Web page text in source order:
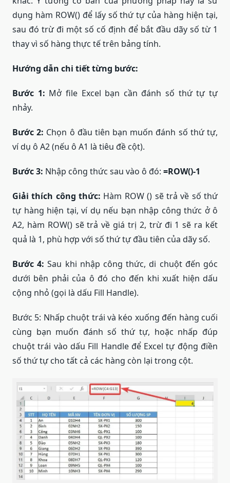
dụng hàm ROW() để lấy số thứ tự của hàng hiện tại,
sau đó trừ đi một số cố định để bắt đầu dãy số từ 1
thay vì số hàng thực tế trên bảng tính.
Hướng dẫn chi tiết từng bước:
Bước 1: Mở file Excel bạn cần đánh số thứ tự tự
nhảy.
Bước 2: Chọn ô đầu tiên bạn muốn đánh số thứ tự,
ví dụ ô A2 (nếu ô A1 là tiêu đề cột).
Bước 3: Nhập công thức sau vào ô đó: =ROW()-1
Giải thích công thức: Hàm ROW () sẽ trả về số thứ
tự hàng hiện tại, ví dụ nếu bạn nhập công thức ở ô
A2, hàm ROW() sẽ trả về giá trị 2, trừ đi 1 sẽ ra kết
quả là 1, phù hợp với số thứ tự đầu tiên của dãy số.
Bước 4: Sau khi nhập công thức, di chuột đến góc
dưới bên phải của ô đó cho đến khi xuất hiện dấu
cộng nhỏ (gọi là dấu Fill Handle).
Bước 5: Nhấp chuột trái và kéo xuống đến hàng cuối
cùng bạn muốn đánh số thứ tự, hoặc nhấp đúp
chuột trái vào dấu Fill Handle để Excel tự động điền
số thứ tự cho tất cả các hàng còn lại trong cột.